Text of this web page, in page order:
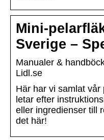
Mini-
Sverige –
Manualer &
Lidl.se
Här har vi samlat vår
letar efter
eller ingredienser till
det här!